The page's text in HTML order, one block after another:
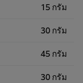
15 กรัม
30 กรัม
45 กรัม
30 กรัม